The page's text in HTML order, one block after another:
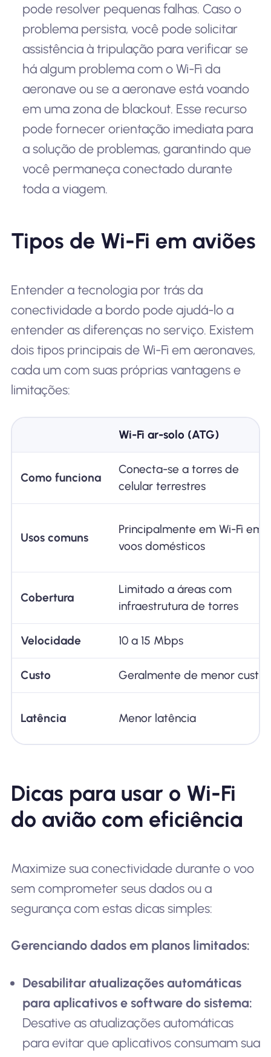
pode resolver pequenas falhas. Caso o
problema persista, você pode solicitar
assistência à tripulação para verificar se
há algum problema com o Wi-Fi da
aeronave ou se a aeronave está voando
em uma zona de blackout. Esse recurso
pode fornecer orientação imediata para
a solução de problemas, garantindo que
você permaneça conectado durante
toda a viagem.
Tipos de Wi-Fi em aviões
Entender a tecnologia por trás da
conectividade a bordo pode ajudá-lo a
entender as diferenças no serviço. Existem
dois tipos principais de Wi-Fi em aeronaves,
cada um com suas próprias vantagens e
limitações:
Wi-Fi ar-solo (ATG)
Como funciona
Conecta-se a torres de
celular terrestres
Usos comuns
Principalmente em Wi-Fi em
voos domésticos
Cobertura
Limitado a áreas com
infraestrutura de torres
Velocidade 10 a 15 Mbps
Custo Geralmente de menor custo
Latência Menor latência
Dicas para usar o Wi-Fi
do avião com eficiência
Maximize sua conectividade durante o voo
sem comprometer seus dados ou a
segurança com estas dicas simples:
Gerenciando dados em planos limitados:
Desabilitar atualizações automáticas
para aplicativos e software do sistema:
Desative as atualizações automáticas
para evitar que aplicativos consumam sua